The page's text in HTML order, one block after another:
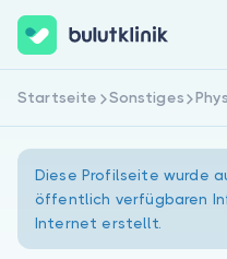
Jetzt registrieren
Startseite Sonstiges
Diese Profilseite wurde
öffentlich verfügbaren
Internet erstellt.